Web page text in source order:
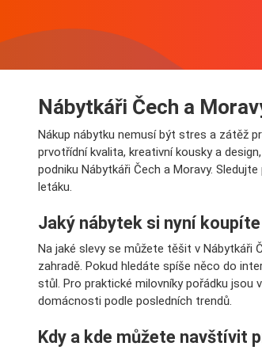
Nábytkáři Čech a
Nákup nábytku nemusí být stres a zátěž
prvotřídní kvalita, kreativní kousky a
podniku Nábytkáři Čech a Moravy.
letáku.
Jaký nábytek si nyní
Na jaké slevy se můžete těšit v Nábytkáři
zahradě. Pokud hledáte spíše něco do
stůl. Pro praktické milovníky pořádku
domácnosti podle posledních trendů.
Kdy a kde můžete navštívit